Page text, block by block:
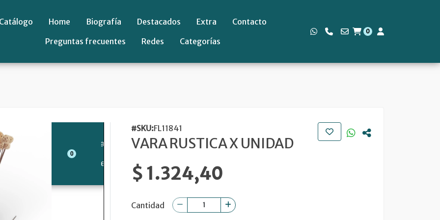
Home Biografía Destacados Extra
Contacto
Preguntas frecuentes
Redes Categorías
0
#SKU:FL11841
VARA RUSTICA X UNIDAD
$ 1.324,40
Cantidad